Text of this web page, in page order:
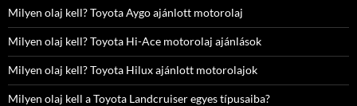
Milyen olaj kell? Toyota Aygo ajánlott motorolaj
Milyen olaj kell? Toyota Hi-Ace motorolaj ajánlások
Milyen olaj kell? Toyota Hilux ajánlott motorolajok
Milyen olaj kell a Toyota Landcruiser egyes típusaiba?